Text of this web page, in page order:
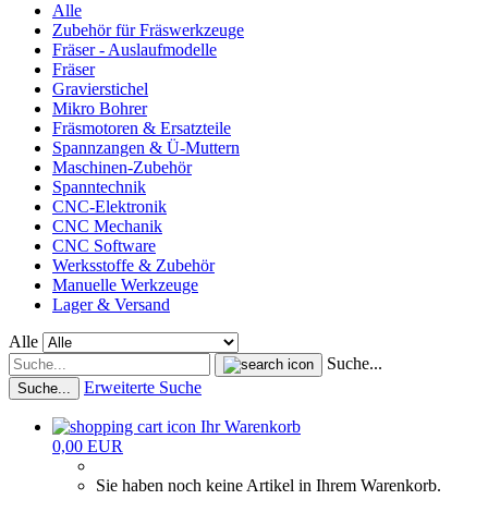
Alle
Zubehör für Fräswerkzeuge
Fräser - Auslaufmodelle
Fräser
Gravierstichel
Mikro Bohrer
Fräsmotoren & Ersatzteile
Spannzangen & Ü-Muttern
Maschinen-Zubehör
Spanntechnik
CNC-Elektronik
CNC Mechanik
CNC Software
Werksstoffe & Zubehör
Manuelle Werkzeuge
Lager & Versand
Alle
Suche...
Suche... Erweiterte Suche
Ihr Warenkorb
0,00 EUR
Sie haben noch keine Artikel in Ihrem Warenkorb.